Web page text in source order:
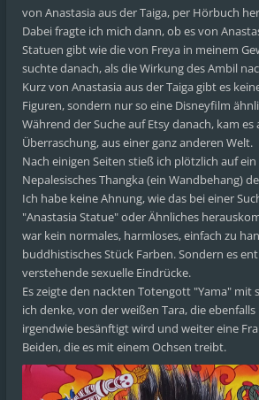
von Anastasia aus der Taiga, per Hörbuch
Dabei fragte ich mich dann, ob es von
Statuen gibt wie die von Freya in meinem
suchte danach, als die Wirkung des Ambil
Kurz von Anastasia aus der Taiga gibt es
Figuren, sondern nur so eine Disneyfilm
Während der Suche auf Etsy danach, kam
Überraschung, aus einer ganz anderen Welt.
Nach einigen Seiten stieß ich plötzlich auf
Nepalesisches Thangka (ein Wandbehang)
Ich habe keine Ahnung, wie das bei einer
"Anastasia Statue" oder Ähnliches
war kein normales, harmloses, einfach zu
buddhistisches Stück Farben. Sondern es
verstehende sexuelle Eindrücke.
Es zeigte den nackten Totengott "Yama" mit
ich denke, von der weißen Tara, die
irgendwie besänftigt wird und weiter eine
Beiden, die es mit einem Ochsen treibt.